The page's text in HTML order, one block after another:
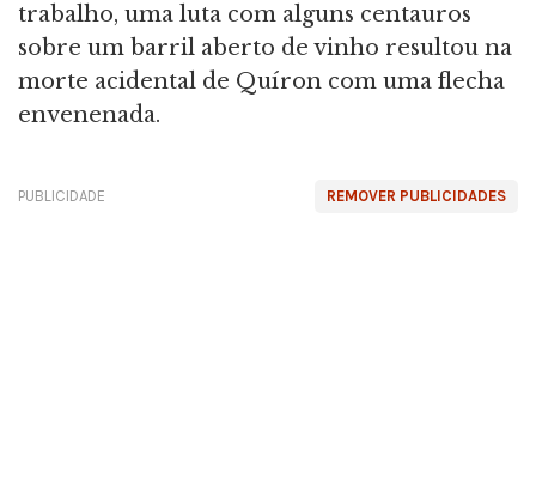
trabalho, uma luta com alguns centauros
sobre um barril aberto de vinho resultou na
morte acidental de Quíron com uma flecha
envenenada.
REMOVER PUBLICIDADES
PUBLICIDADE